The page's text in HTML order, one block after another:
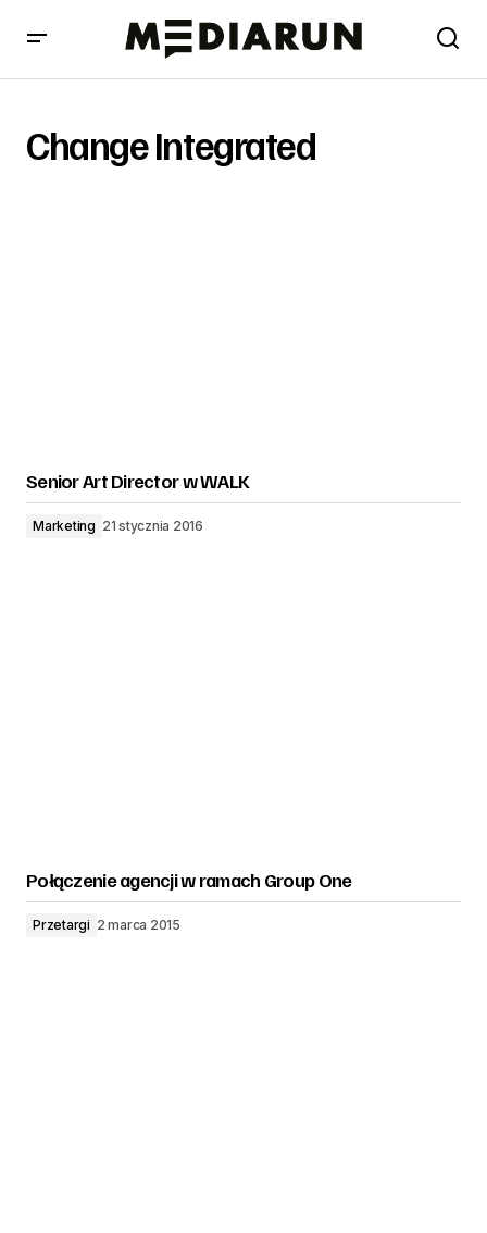
Change Integrated
Senior Art Director w WALK
Marketing 21 stycznia 2016
Połączenie agencji w ramach Group One
Przetargi 2 marca 2015